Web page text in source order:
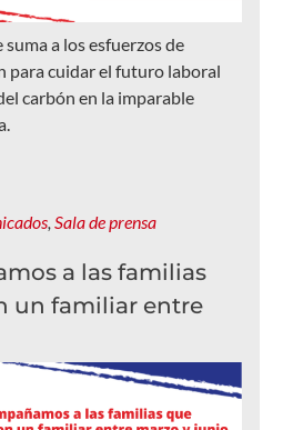
a los esfuerzos de
para cuidar el futuro laboral
carbón en la imparable
, Sala de prensa
a las familias
un familiar entre